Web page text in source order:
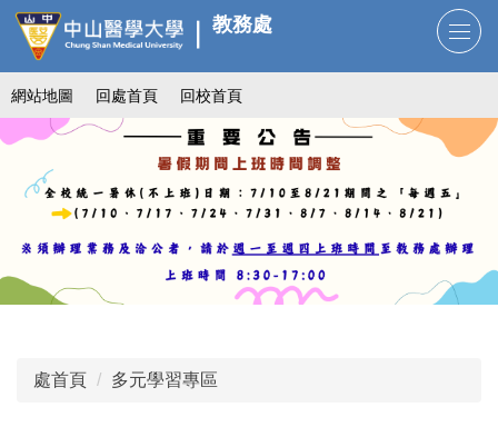
跳
到
主
要
內
容
教務處
網站地圖 回處首頁 回校首頁
處首頁 多元學習專區